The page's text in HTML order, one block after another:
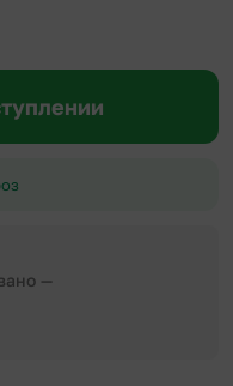
—